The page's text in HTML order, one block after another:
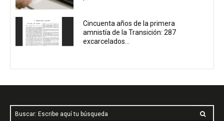
Cincuenta años de la primera
amnistía de la Transición: 287
excarcelados...
Buscar: Escribe aquí tu búsqueda